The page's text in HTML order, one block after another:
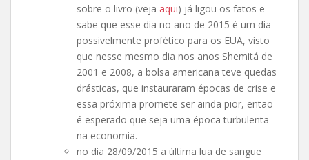
sobre o livro (veja aqui) já ligou os fatos e
sabe que esse dia no ano de 2015 é um dia
possivelmente profético para os EUA, visto
que nesse mesmo dia nos anos Shemitá de
2001 e 2008, a bolsa americana teve quedas
drásticas, que instauraram épocas de crise e
essa próxima promete ser ainda pior, então
é esperado que seja uma época turbulenta
na economia.
no dia 28/09/2015 a última lua de sangue